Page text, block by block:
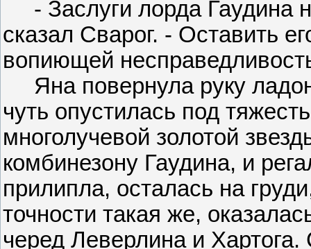
- Заслуги лорда Гаудина
сказал Сварог. - Оставить
вопиющей
Яна повернула руку
чуть опустилась под
многолучевой золотой
комбинезону Гаудина, и
прилипла, осталась на
точности такая же,
черед Леверлина и Хартога.